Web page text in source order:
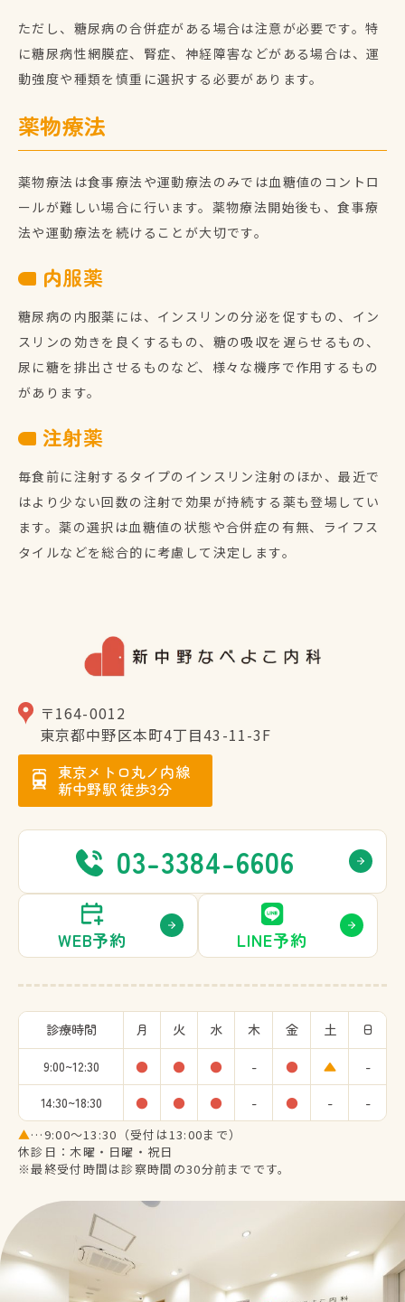
ただし、糖尿病の合併症がある場合は注意が必要です。特
に糖尿病性網膜症、腎症、神経障害などがある場合は、運
動強度や種類を慎重に選択する必要があります。
薬物療法
薬物療法は食事療法や運動療法のみでは血糖値のコントロ
ールが難しい場合に行います。薬物療法開始後も、食事療
法や運動療法を続けることが大切です。
内服薬
糖尿病の内服薬には、インスリンの分泌を促すもの、イン
スリンの効きを良くするもの、糖の吸収を遅らせるもの、
尿に糖を排出させるものなど、様々な機序で作用するもの
があります。
注射薬
毎食前に注射するタイプのインスリン注射のほか、最近で
はより少ない回数の注射で効果が持続する薬も登場してい
ます。薬の選択は血糖値の状態や合併症の有無、ライフス
タイルなどを総合的に考慮して決定します。
〒164-0012
東京都中野区本町4丁⽬43-11-3F
東京メトロ丸ノ内線
新中野駅 徒歩3分
03-3384-6606
WEB予約 LINE予約
診療時間 月 火 水 木 金 土 日
9:00~12:30 ● ● ● - ● ▲
-
14:30~18:30
● ● ● - ● - -
▲…9:00～13:30（受付は13:00まで）
休診日：木曜・日曜・祝日
※最終受付時間は診察時間の30分前までです。